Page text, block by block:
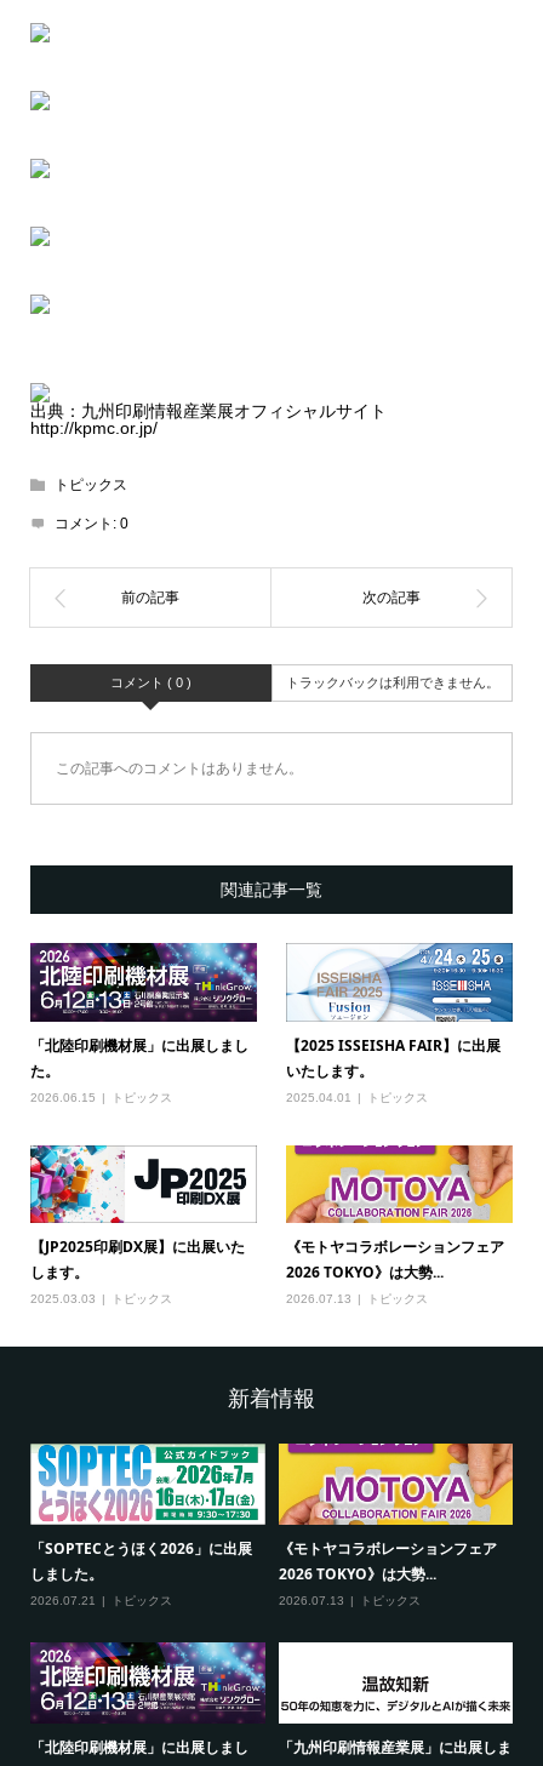
出典：九州印刷情報産業展オフィシャルサイト
http://kpmc.or.jp/
トピックス
コメント: 0
コメント ( 0 ) トラックバックは利用できません。
この記事へのコメントはありません。
関連記事一覧
「北陸印刷機材展」に出展しまし
た。
2026.06.15 トピックス
【2025 ISSEISHA FAIR】に出展
いたします。
2025.04.01 トピックス
【JP2025印刷DX展】に出展いた
します。
2025.03.03 トピックス
《モトヤコラボレーションフェア
2026 TOKYO》は大勢...
2026.07.13 トピックス
新着情報
「SOPTECとうほく2026」に出展
しました。
2026.07.21 トピックス
《モトヤコラボレーションフェア
2026 TOKYO》は大勢...
2026.07.13 トピックス
「北陸印刷機材展」に出展しまし
「九州印刷情報産業展」に出展しま